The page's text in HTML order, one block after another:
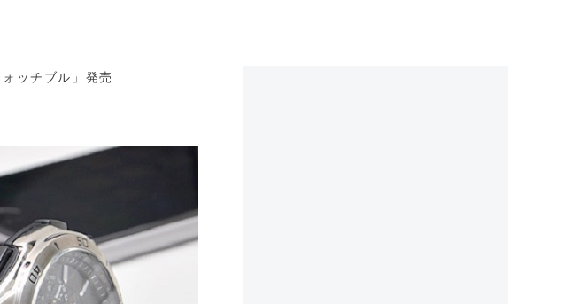
ッチブル」発売